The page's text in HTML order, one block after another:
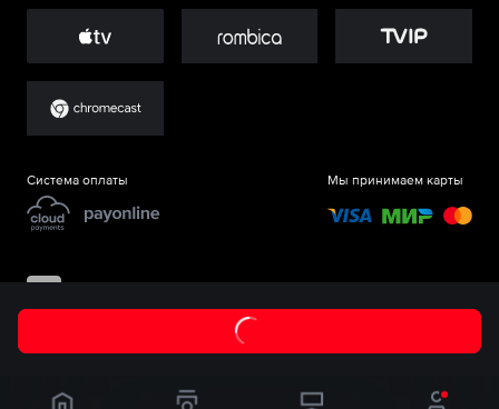
Система оплаты Мы принимаем карты